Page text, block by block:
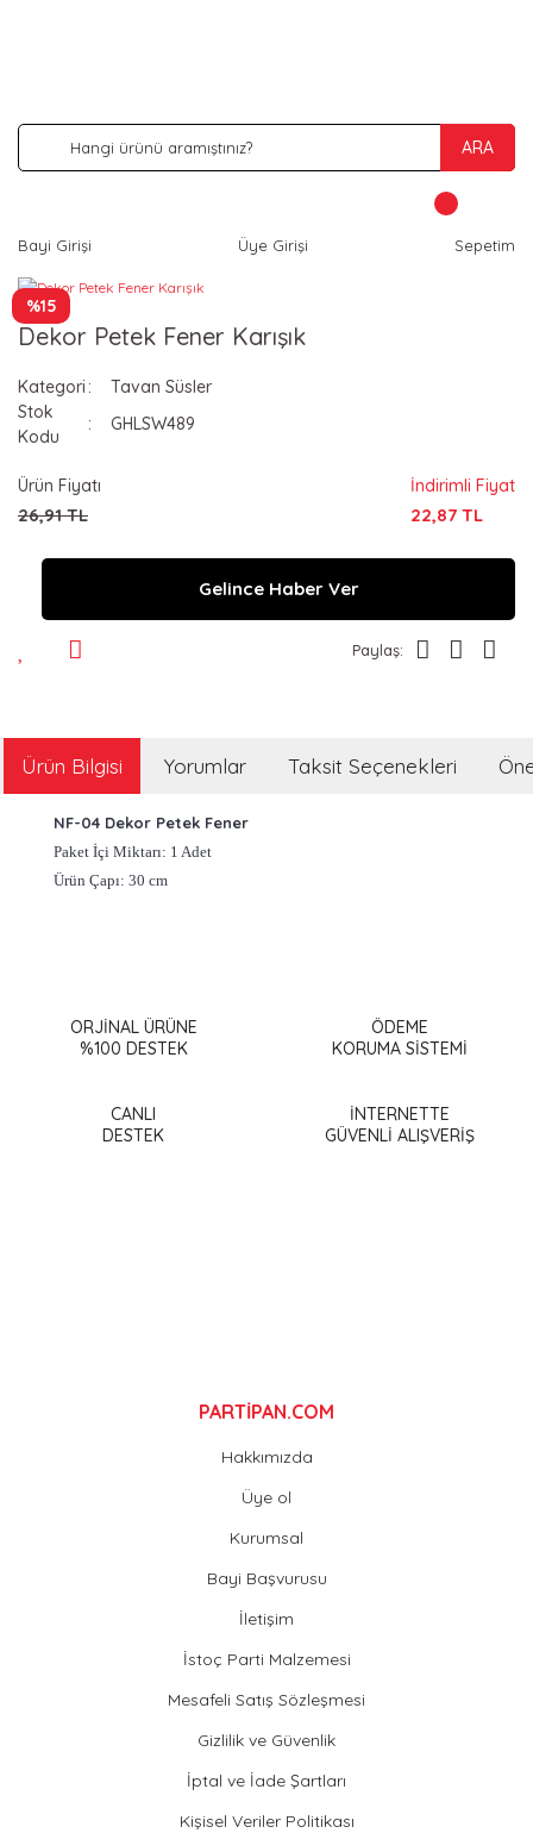
ARA
Bayi Girişi Üye Girişi Sepetim
%15
Dekor Petek Fener Karışık
Kategori
Tavan Süsler
Stok
Kodu
GHLSW489
Ürün Fiyatı
26,91 TL
İndirimli Fiyat
22,87 TL
Gelince Haber Ver
Paylaş:
Ürün Bilgisi Yorumlar Taksit Seçenekleri
NF-04 Dekor Petek Fener
Paket İçi Miktarı: 1 Adet
Ürün Çapı: 30 cm
Görüş ve önerileriniz için teşekkür ederiz.
Ürün açıklamasında eksik bilgiler bulunuyor.
Ürün bilgilerinde hatalar bulunuyor.
ORJİNAL ÜRÜNE
%100 DESTEK
ÖDEME
KORUMA SİSTEMİ
CANLI
DESTEK
İNTERNETTE
GÜVENLİ ALIŞVERİŞ
PARTİPAN.COM
Hakkımızda
Üye ol
Kurumsal
Bayi Başvurusu
İletişim
İstoç Parti Malzemesi
Mesafeli Satış Sözleşmesi
Gizlilik ve Güvenlik
İptal ve İade Şartları
Kişisel Veriler Politikası